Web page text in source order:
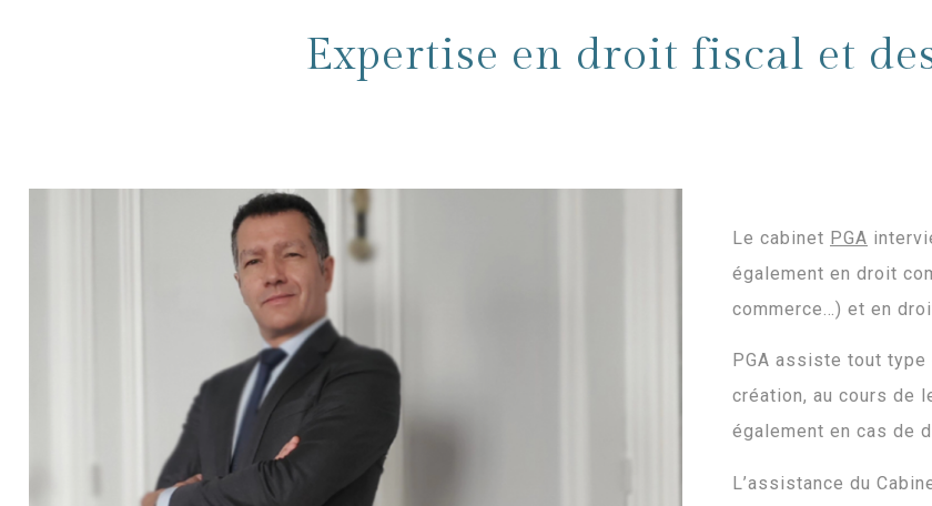
Expertise en droit fiscal et
Le cabinet PGA
également en droit
commerce…) et en
PGA assiste tout
création, au cours de
également en cas de
L’assistance du